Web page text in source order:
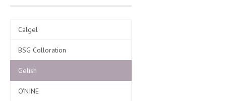
Calgel
BSG Colloration
Gelish
O'NINE